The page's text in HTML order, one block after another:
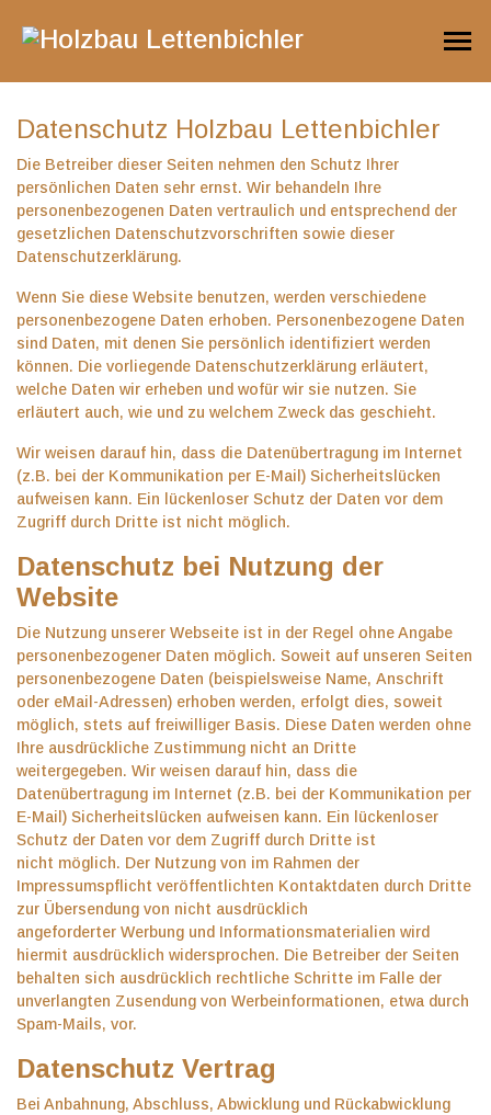
Datenschutz Holzbau Lettenbichler
Die Betreiber dieser Seiten nehmen den Schutz Ihrer
persönlichen Daten sehr ernst. Wir behandeln Ihre
personenbezogenen Daten vertraulich und entsprechend der
gesetzlichen Datenschutzvorschriften sowie dieser
Datenschutzerklärung.
Wenn Sie diese Website benutzen, werden verschiedene
personenbezogene Daten erhoben. Personenbezogene Daten
sind Daten, mit denen Sie persönlich identifiziert werden
können. Die vorliegende Datenschutzerklärung erläutert,
welche Daten wir erheben und wofür wir sie nutzen. Sie
erläutert auch, wie und zu welchem Zweck das geschieht.
Wir weisen darauf hin, dass die Datenübertragung im Internet
(z.B. bei der Kommunikation per E-Mail) Sicherheitslücken
aufweisen kann. Ein lückenloser Schutz der Daten vor dem
Zugriff durch Dritte ist nicht möglich.
Datenschutz bei Nutzung der
Website
Die Nutzung unserer Webseite ist in der Regel ohne Angabe
personenbezogener Daten möglich. Soweit auf unseren Seiten
personenbezogene Daten (beispielsweise Name, Anschrift
oder eMail-Adressen) erhoben werden, erfolgt dies, soweit
möglich, stets auf freiwilliger Basis. Diese Daten werden ohne
Ihre ausdrückliche Zustimmung nicht an Dritte
weitergegeben. Wir weisen darauf hin, dass die
Datenübertragung im Internet (z.B. bei der Kommunikation per
E-Mail) Sicherheitslücken aufweisen kann. Ein lückenloser
Schutz der Daten vor dem Zugriff durch Dritte ist
nicht möglich. Der Nutzung von im Rahmen der
Impressumspflicht veröffentlichten Kontaktdaten durch Dritte
zur Übersendung von nicht ausdrücklich
angeforderter Werbung und Informationsmaterialien wird
hiermit ausdrücklich widersprochen. Die Betreiber der Seiten
behalten sich ausdrücklich rechtliche Schritte im Falle der
unverlangten Zusendung von Werbeinformationen, etwa durch
Spam-Mails, vor.
Datenschutz Vertrag
Bei Anbahnung, Abschluss, Abwicklung und Rückabwicklung